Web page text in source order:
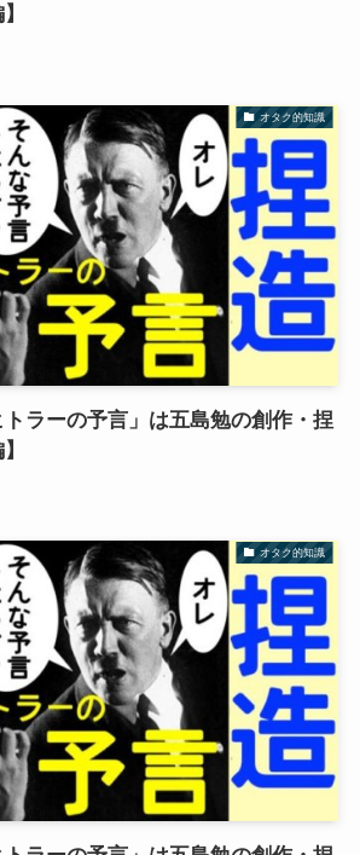
オタク的知識
トラーの予言」は五島勉の創作・捏
オタク的知識